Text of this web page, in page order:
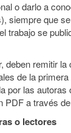
o darlo a
siempre que
trabajo se
deben remitir
de la
por las
PDF a través
o lectores